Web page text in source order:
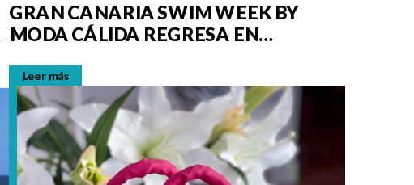
GRAN CANARIA SWIM WEEK BY
MODA CÁLIDA REGRESA EN
Leer más